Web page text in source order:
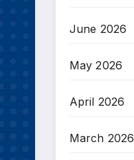
June 2026
May 2026
April 2026
March 2026